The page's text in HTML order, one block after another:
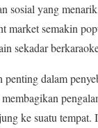
sosial yang
market semakin
sekadar
penting dalam
ke suatu tempat.